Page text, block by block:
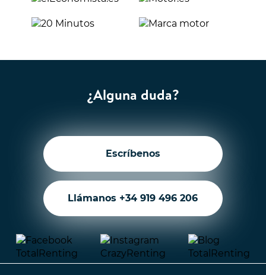
¿Alguna duda?
Escríbenos
Llámanos +34 919 496 206